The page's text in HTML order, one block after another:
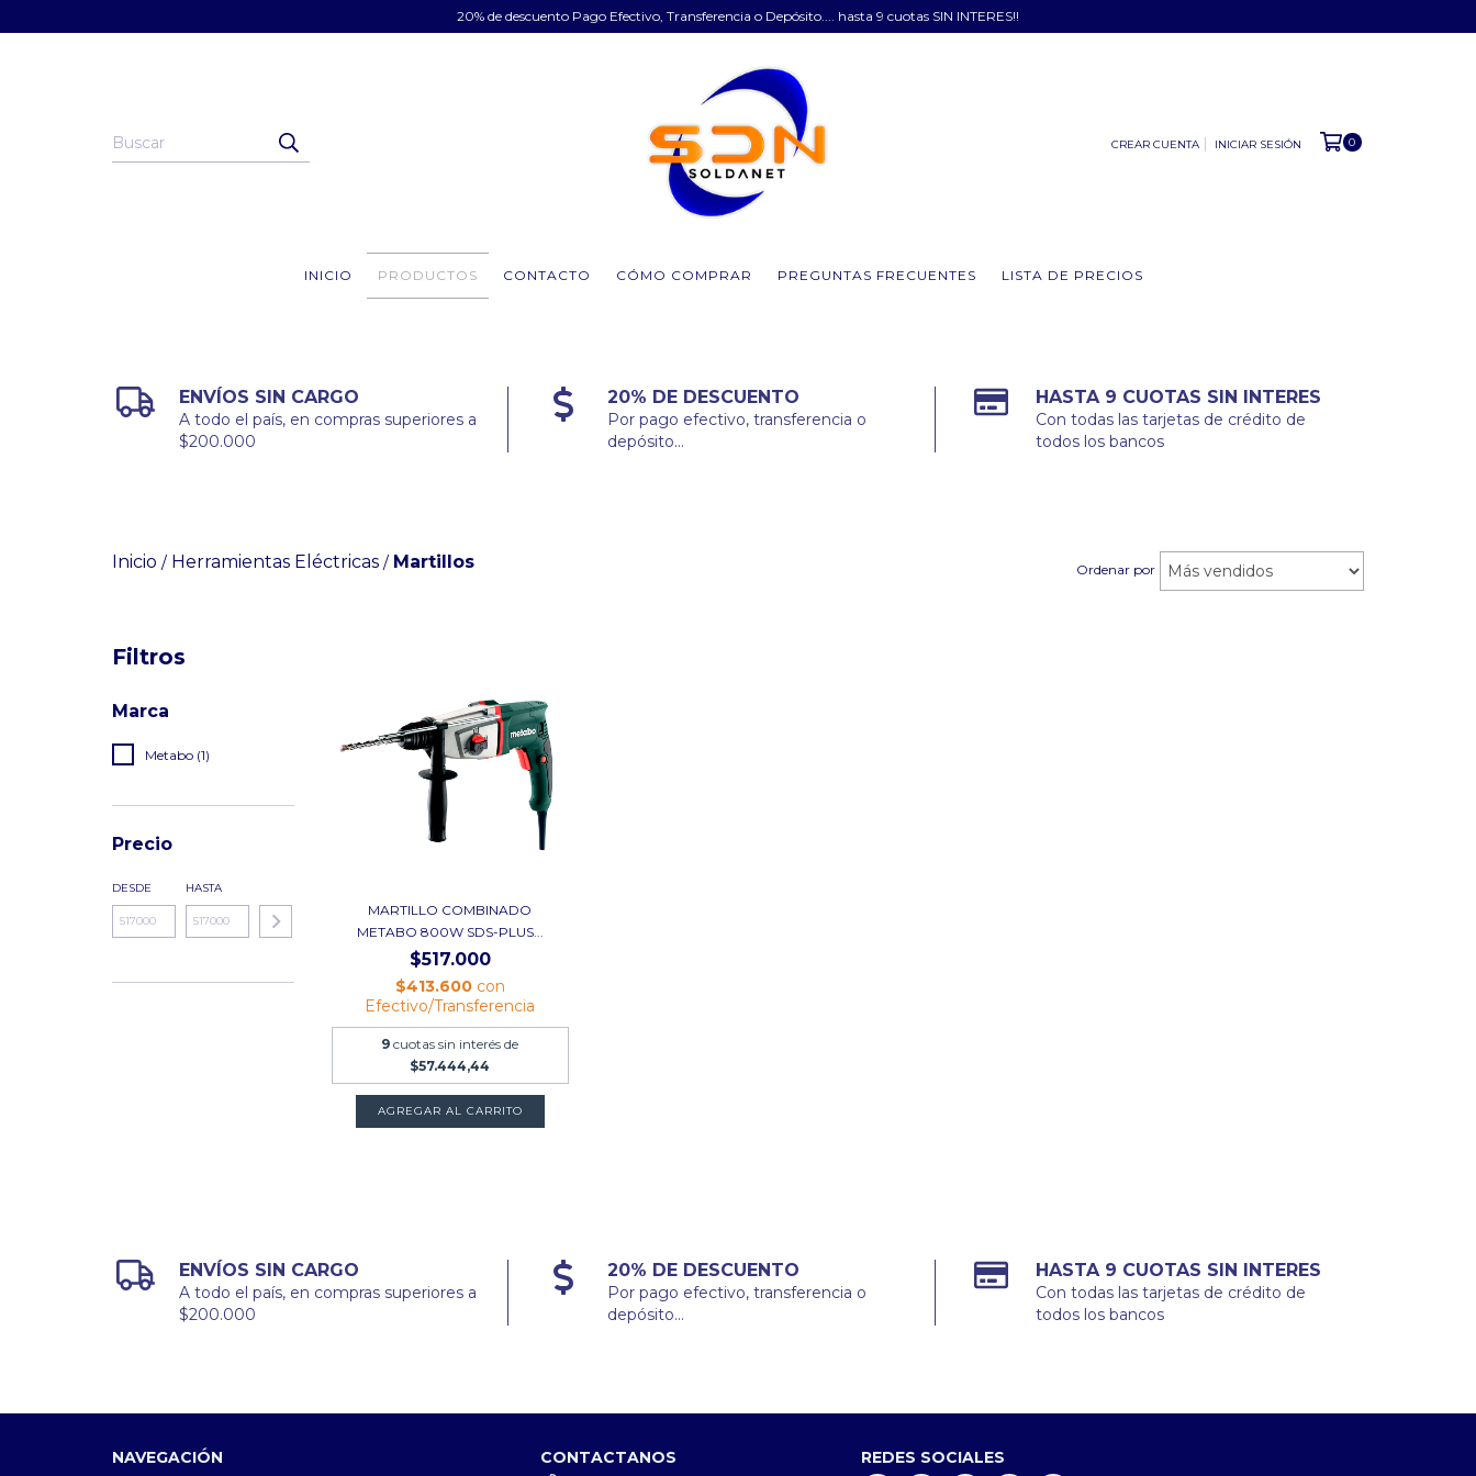
20% de descuento Pago Efectivo, Transferencia o Depósito.... hasta 9 cuotas SIN INTERES!!
CREAR CUENTA INICIAR SESIÓN 0
INICIO PRODUCTOS CONTACTO CÓMO COMPRAR PREGUNTAS FRECUENTES LISTA DE PRECIOS
ENVÍOS SIN CARGO
A todo el país, en compras superiores a
$200.000
20% DE DESCUENTO
Por pago efectivo, transferencia o
depósito...
HASTA 9 CUOTAS SIN INTERES
Con todas las tarjetas de crédito de
todos los bancos
Inicio / Herramientas Eléctricas / Martillos Ordenar por
Filtros
Marca
Metabo (1)
Precio
DESDE HASTA
MARTILLO COMBINADO
METABO 800W SDS-PLUS...
$517.000
$413.600 con
Efectivo/Transferencia
9 cuotas sin interés de
$57.444,44
ENVÍOS SIN CARGO
A todo el país, en compras superiores a
$200.000
20% DE DESCUENTO
Por pago efectivo, transferencia o
depósito...
HASTA 9 CUOTAS SIN INTERES
Con todas las tarjetas de crédito de
todos los bancos
NAVEGACIÓN
CONTACTANOS
REDES SOCIALES